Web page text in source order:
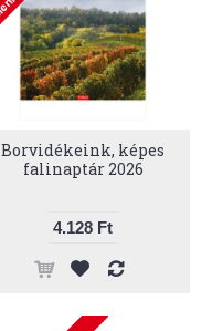
Borvidékeink, képes
falinaptár 2026
4.128 Ft